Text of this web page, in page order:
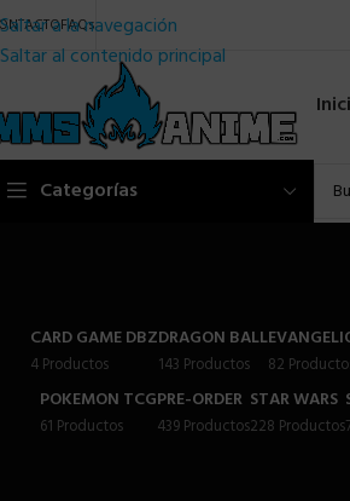
Saltar a la navegación
Saltar al contenido principal
FAQs
Categorías
CARD GAME DBZ
4 Productos
DRAGON BALL
143 Productos 82
POKEMON TCG
61 Productos
PRE-ORDER
439 Productos
STAR WARS
228 Productos